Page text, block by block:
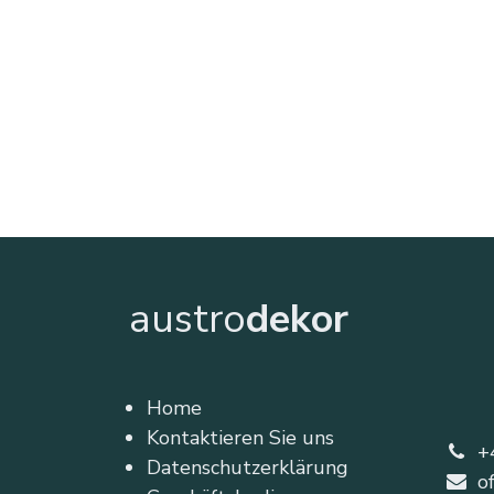
austrodekor
Home
Kontaktieren Sie uns
Datenschutzerklärung